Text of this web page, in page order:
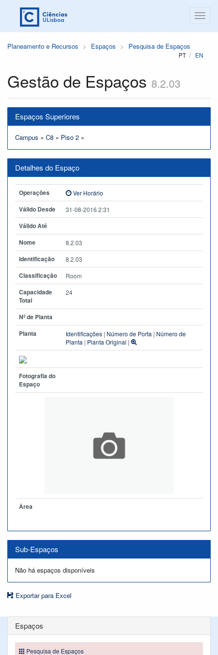
Planeamento e Recursos Espaços Pesquisa de Espaços
PT EN
Gestão de Espaços 8.2.03
Espaços Superiores
Campus » C8 » Piso 2 »
Detalhes do Espaço
Operações Ver Horário
Válido Desde 31-08-2016 2:31
Válido Até
Nome
8.2.03
Identificação 8.2.03
Classificação Room
Capacidade
Total
24
Nº de Planta
Planta
Identificações | Número de Porta | Número de
Planta | Planta Original |
Fotografia do
Espaço
Àrea
Sub-Espaços
Não há espaços disponíveis
Exportar para Excel
Espaços
Pesquisa de Espaços